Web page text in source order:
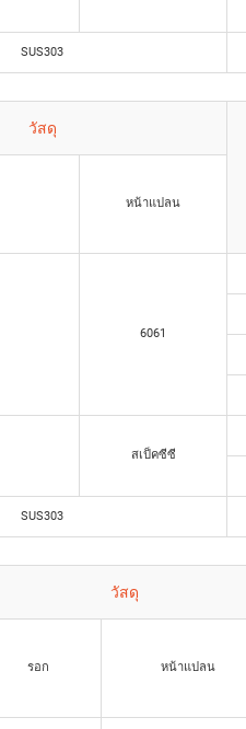
SUS303
วัสดุ
หน้าแปลน
6061
สเป็คซีซี
SUS303
วัสดุ
รอก
หน้าแปลน